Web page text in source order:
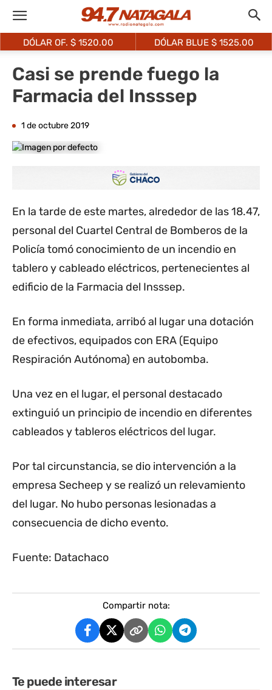
DÓLAR OF. $ 1520.00 DÓLAR BLUE $ 1525.00
Casi se prende fuego la
Farmacia del Insssep
1 de octubre 2019
En la tarde de este martes, alrededor de las 18.47,
personal del Cuartel Central de Bomberos de la
Policía tomó conocimiento de un incendio en
tablero y cableado eléctricos, pertenecientes al
edificio de la Farmacia del Insssep.
En forma inmediata, arribó al lugar una dotación
de efectivos, equipados con ERA (Equipo
Respiración Autónoma) en autobomba.
Una vez en el lugar, el personal destacado
extinguió un principio de incendio en diferentes
cableados y tableros eléctricos del lugar.
Por tal circunstancia, se dio intervención a la
empresa Secheep y se realizó un relevamiento
del lugar. No hubo personas lesionadas a
consecuencia de dicho evento.
Fuente: Datachaco
Compartir nota:
Te puede interesar